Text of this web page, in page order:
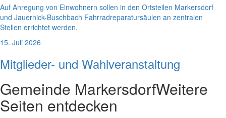
Auf Anregung von Einwohnern sollen in den Ortsteilen Markersdorf
und Jauernick-Buschbach Fahrradreparatursäulen an zentralen
Stellen errichtet werden.
15. Juli 2026
Mitglieder- und Wahlveranstaltung
Gemeinde MarkersdorfWeitere
Seiten entdecken